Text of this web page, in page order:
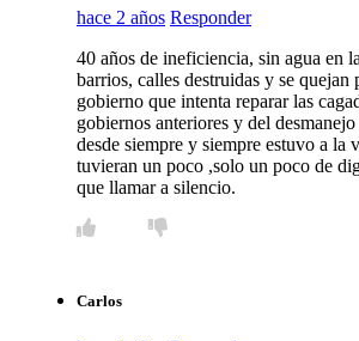
hace 2 años Responder
40 años de ineficiencia, sin agua en
barrios, calles destruidas y se quejan
gobierno que intenta reparar las
gobiernos anteriores y del
desde siempre y siempre estuvo a la
tuvieran un poco ,solo un poco de
que llamar a silencio.
Carlos